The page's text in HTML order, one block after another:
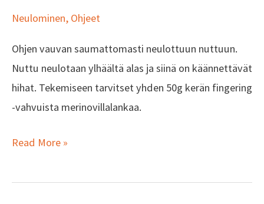
Neulominen, Ohjeet
Ohjen vauvan saumattomasti neulottuun nuttuun.
Nuttu neulotaan ylhäältä alas ja siinä on käännettävät
hihat. Tekemiseen tarvitset yhden 50g kerän fingering
-vahvuista merinovillalankaa.
Read More »